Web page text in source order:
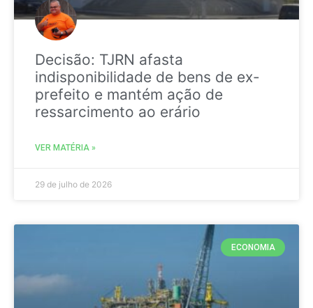
Decisão: TJRN afasta
indisponibilidade de bens de ex-
prefeito e mantém ação de
ressarcimento ao erário
VER MATÉRIA »
29 de julho de 2026
ECONOMIA